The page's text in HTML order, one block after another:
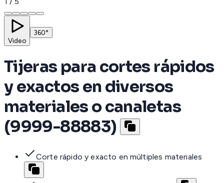
Video
360°
Tijeras para cortes rápidos
y exactos en diversos
materiales o canaletas
(9999-88883)
Corte rápido y exacto en múltiples materiales